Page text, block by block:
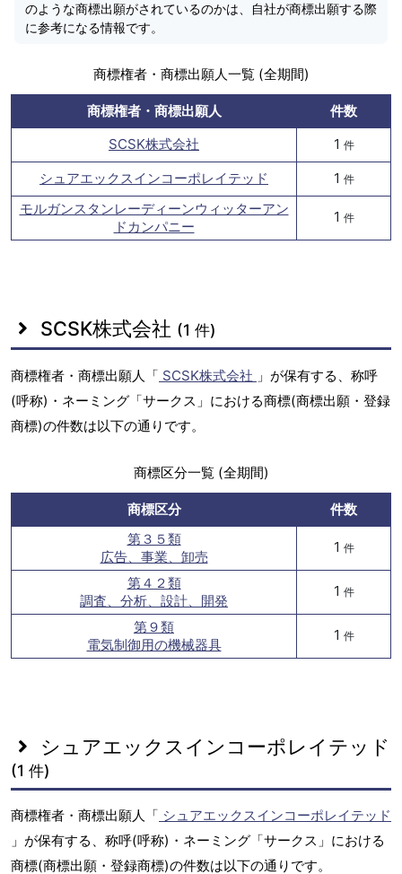
のような商標出願がされているのかは、自社が商標出願する際
に参考になる情報です。
商標権者・商標出願人一覧 (全期間)
商標権者・商標出願人
件数
SCSK株式会社
1 件
シュアエックスインコーポレイテッド 1 件
モルガンスタンレーディーンウィッターアン
ドカンパニー
1 件
SCSK株式会社 (1 件)
商標権者・商標出願人「 SCSK株式会社 」が保有する、称呼
(呼称)・ネーミング「サークス」における商標(商標出願・登録
商標)の件数は以下の通りです。
商標区分一覧 (全期間)
商標区分
件数
第３５類
広告、事業、卸売
1 件
第４２類
調査、分析、設計、開発
1 件
第９類
電気制御用の機械器具
1 件
シュアエックスインコーポレイテッド
(1 件)
商標権者・商標出願人「 シュアエックスインコーポレイテッド
」が保有する、称呼(呼称)・ネーミング「サークス」における
商標(商標出願・登録商標)の件数は以下の通りです。